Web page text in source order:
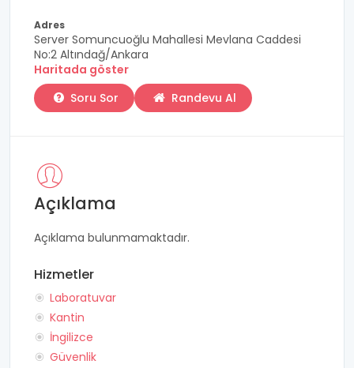
Adres
Server Somuncuoğlu Mahallesi Mevlana Caddesi
No:2 Altındağ/Ankara
Haritada göster
Soru Sor
Randevu Al
Açıklama
Açıklama bulunmamaktadır.
Hizmetler
Laboratuvar
Kantin
İngilizce
Güvenlik